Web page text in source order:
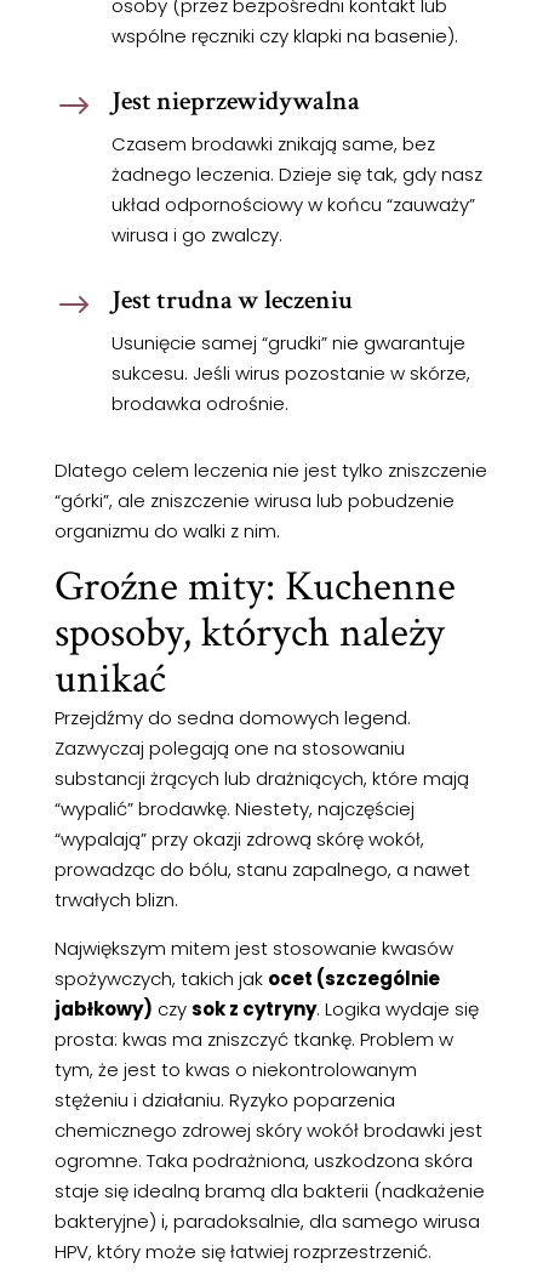
osoby (przez bezpośredni kontakt lub
wspólne ręczniki czy klapki na basenie).
$ Jest nieprzewidywalna
Czasem brodawki znikają same, bez
żadnego leczenia. Dzieje się tak, gdy nasz
układ odpornościowy w końcu “zauważy”
wirusa i go zwalczy.
$ Jest trudna w leczeniu
Usunięcie samej “grudki” nie gwarantuje
sukcesu. Jeśli wirus pozostanie w skórze,
brodawka odrośnie.
Dlatego celem leczenia nie jest tylko zniszczenie
“górki”, ale zniszczenie wirusa lub pobudzenie
organizmu do walki z nim.
Groźne mity: Kuchenne
sposoby, których należy
unikać
Przejdźmy do sedna domowych legend.
Zazwyczaj polegają one na stosowaniu
substancji żrących lub drażniących, które mają
“wypalić” brodawkę. Niestety, najczęściej
“wypalają” przy okazji zdrową skórę wokół,
prowadząc do bólu, stanu zapalnego, a nawet
trwałych blizn.
Największym mitem jest stosowanie kwasów
spożywczych, takich jak ocet (szczególnie
jabłkowy) czysok z cytryny. Logika wydaje się
prosta: kwas ma zniszczyć tkankę. Problem w
tym, że jest to kwas o niekontrolowanym
stężeniu i działaniu. Ryzyko poparzenia
chemicznego zdrowej skóry wokół brodawki jest
ogromne. Taka podrażniona, uszkodzona skóra
staje się idealną bramą dla bakterii (nadkażenie
bakteryjne) i, paradoksalnie, dla samego wirusa
HPV, który może się łatwiej rozprzestrzenić.